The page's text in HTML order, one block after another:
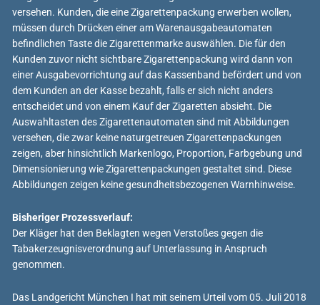
versehen. Kunden, die eine Zigarettenpackung erwerben wollen,
müssen durch Drücken einer am Warenausgabeautomaten
befindlichen Taste die Zigarettenmarke auswählen. Die für den
Kunden zuvor nicht sichtbare Zigarettenpackung wird dann von
einer Ausgabevorrichtung auf das Kassenband befördert und von
dem Kunden an der Kasse bezahlt, falls er sich nicht anders
entscheidet und von einem Kauf der Zigaretten absieht. Die
Auswahltasten des Zigarettenautomaten sind mit Abbildungen
versehen, die zwar keine naturgetreuen Zigarettenpackungen
zeigen, aber hinsichtlich Markenlogo, Proportion, Farbgebung und
Dimensionierung wie Zigarettenpackungen gestaltet sind. Diese
Abbildungen zeigen keine gesundheitsbezogenen Warnhinweise.
Bisheriger Prozessverlauf:
Der Kläger hat den Beklagten wegen Verstoßes gegen die
Tabakerzeugnisverordnung auf Unterlassung in Anspruch
genommen.
Das Landgericht München I hat mit seinem Urteil vom 05. Juli 2018